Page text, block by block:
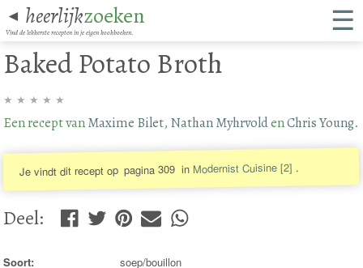
◄ heerlijkzoeken
Vind de lekkerste recepten in je eigen kookboeken. ☰
Baked Potato Broth
★ ★ ★ ★ ★
Een recept vanMaxime Bilet, Nathan MyhrvoldenChris Young.
Je vindt dit recept op pagina 309 inModernist Cuisine [2] .
Deel:
Soort: soep/bouillon